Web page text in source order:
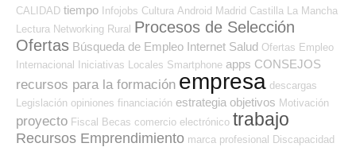
CALIDAD tiempo Infojobs Cultura Android Madrid Castilla La Mancha
Lectura Networking Rural Procesos de Selección
Ofertas Búsqueda de Empleo Internet Salud Ofertas Empleo
Internacional Iniciativas Locales Smartphone apps CONSEJOS
recursos para la formación empresa descargas
Legislación opiniones financiación estrategia objetivos Motivación
proyecto Fiscal Becas comercio electrónico trabajo
Recursos Emprendimiento marca profesional Discapacidad